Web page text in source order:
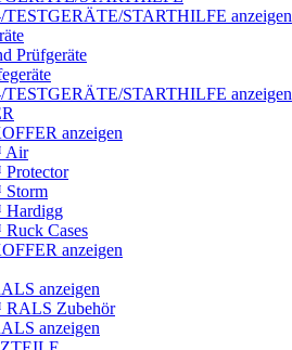
STARTHILFE anzeigen
Prüfgeräte
STARTHILFE anzeigen
anzeigen
Air
Cases
anzeigen
anzeigen
Zubehör
anzeigen